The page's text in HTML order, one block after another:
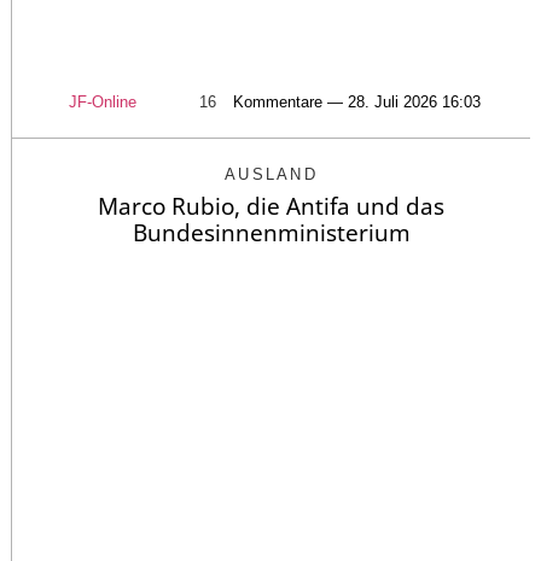
JF-Online 16 Kommentare — 28. Juli 2026 16:03
AUSLAND
Marco Rubio, die Antifa und das
Bundesinnenministerium